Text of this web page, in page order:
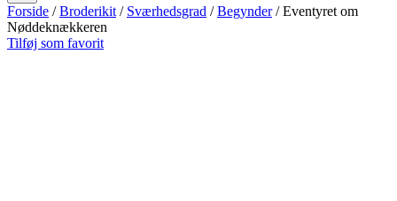
Forside /Broderikit / Sværhedsgrad /Begynder/ Eventyret om
Nøddeknækkeren
Tilføj som favorit